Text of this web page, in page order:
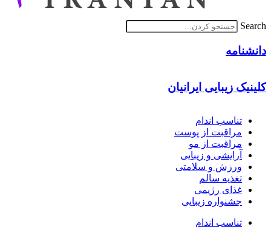
Search
دانشنامه
کلینیک زیبایی ایرانیان
تناسب اندام
مراقبت از پوست
مراقبت از مو
آرایشی و زیبایی
ورزش و سلامتی
تغذیه سالم
غذای رژیمی
جشنواره زیبایی
تناسب اندام